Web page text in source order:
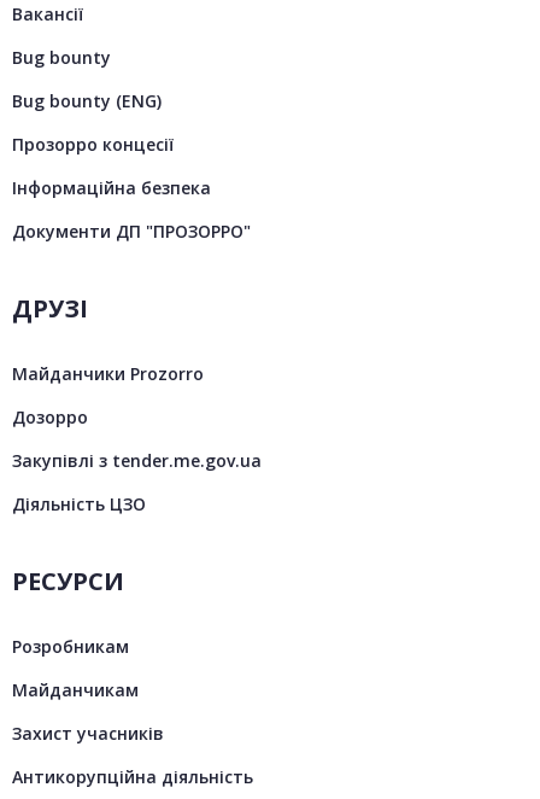
Вакансії
Bug bounty
Bug bounty (ENG)
Прозорро концесії
Інформаційна безпека
Документи ДП "ПРОЗОРРО"
ДРУЗІ
Майданчики Prozorro
Дозорро
Закупівлі з tender.me.gov.ua
Діяльність ЦЗО
РЕСУРСИ
Розробникам
Майданчикам
Захист учасників
Антикорупційна діяльність